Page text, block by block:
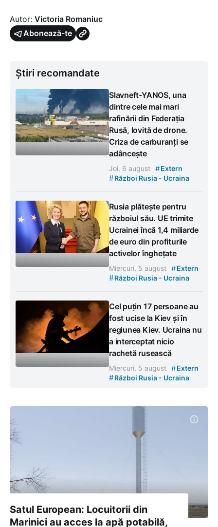
Autor: Victoria Romaniuc
Abonează-te
Știri recomandate
Slavneft-YANOS, una
dintre cele mai mari
rafinării din Federația
Rusă, lovită de drone.
Criza de carburanți se
adâncește
Joi, 6 august #Extern
#Război Rusia - Ucraina
Rusia plătește pentru
războiul său. UE trimite
Ucrainei încă 1,4 miliarde
de euro din profiturile
activelor înghețate
Miercuri, 5 august #Extern
#Război Rusia - Ucraina
Cel puțin 17 persoane au
fost ucise la Kiev și în
regiunea Kiev. Ucraina nu
a interceptat nicio
rachetă rusească
Miercuri, 5 august #Extern
#Război Rusia - Ucraina
Satul European: Locuitorii din
Marinici au acces la apă potabilă,